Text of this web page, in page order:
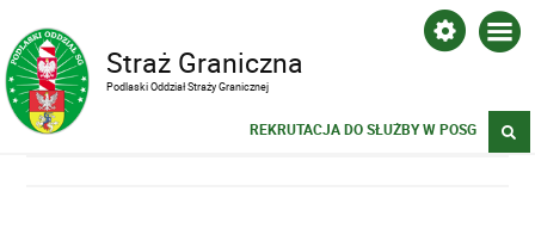
Straż Graniczna
Podlaski Oddział Straży Granicznej
REKRUTACJA DO SŁUŻBY W POSG